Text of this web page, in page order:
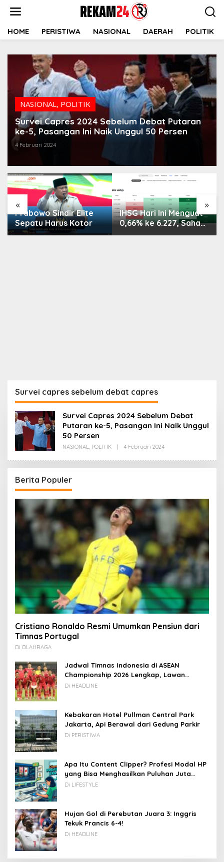
HOME PERISTIWA NASIONAL DAERAH POLITIK
NASIONAL, POLITIK
Survei Capres 2024 Sebelum Debat Putaran
ke-5, Pasangan Ini Naik Unggul 50 Persen
4 Februari 2024
« »
Prabowo Sindir Elite
Sepatu Harus Kotor
IHSG Hari Ini Menguat
0,66% ke 6.227, Saham
Survei capres sebelum debat capres
Survei Capres 2024 Sebelum Debat
Putaran ke-5, Pasangan Ini Naik Unggul
50 Persen
NASIONAL, POLITIK 4 Februari 2024Oleh
Berita Populer
Cristiano Ronaldo Resmi Umumkan Pensiun dari
Timnas Portugal
Di OLAHRAGA
Jadwal Timnas Indonesia di ASEAN
Championship 2026 Lengkap, Lawan
Kamboja hingga Vietnam
Di HEADLINE
Kebakaran Hotel Pullman Central Park
Jakarta, Api Berawal dari Gedung Parkir
Di PERISTIWA
Apa Itu Content Clipper? Profesi Modal HP
yang Bisa Menghasilkan Puluhan Juta
Rupiah
Di LIFESTYLE
Hujan Gol di Perebutan Juara 3: Inggris
Tekuk Prancis 6-4!
Di HEADLINE